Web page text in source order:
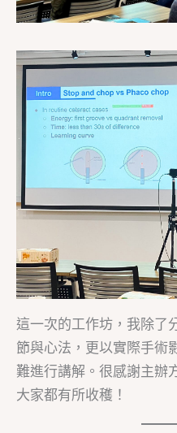
這一次的工作坊，我除了
節與心法，更以實際手術
難進行講解。很感謝主辦
大家都有所收穫！